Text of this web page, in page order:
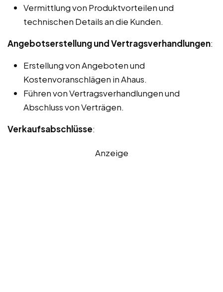
Vermittlung von Produktvorteilen und
technischen Details an die Kunden.
Angebotserstellung und Vertragsverhandlungen:
Erstellung von Angeboten und
Kostenvoranschlägen in Ahaus.
Führen von Vertragsverhandlungen und
Abschluss von Verträgen.
Verkaufsabschlüsse:
Anzeige